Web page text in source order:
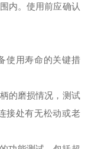
内。使用前应确认
使用寿命的关键措
的磨损情况，测试
接处有无松动或老